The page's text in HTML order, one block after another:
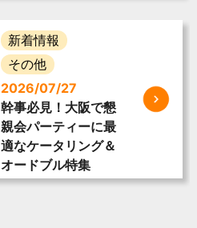
新着情報
その他
2026/07/27
幹事必見！大阪で懇
親会パーティーに最
適なケータリング＆
オードブル特集